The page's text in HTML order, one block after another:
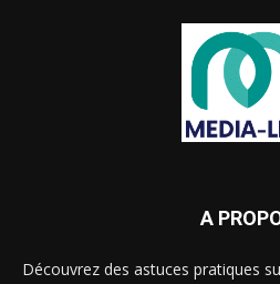
A
Découvrez des astuces pratiques